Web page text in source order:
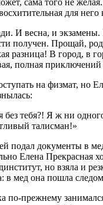
для него
И весна, и
получен. Прощай,
разница! В город, в
полная
на физмат, но
без тебя?! Я ж ни
талисман!»
подал документы в
Елена Прекрасная
но взяла и
в мед она пошла
по-прежнему